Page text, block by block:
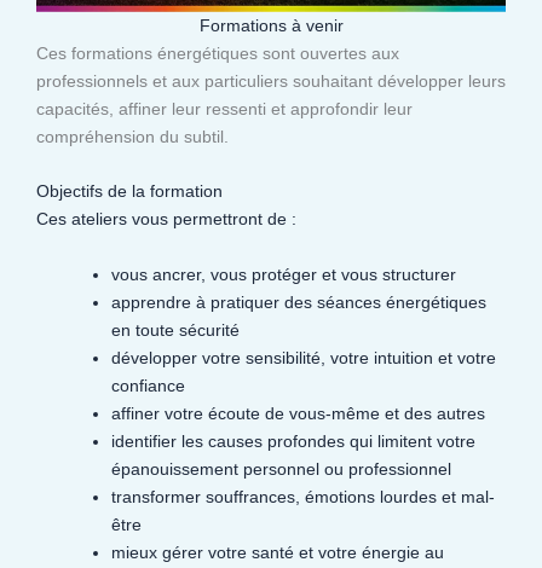
Formations à venir
Ces formations énergétiques sont ouvertes aux
professionnels et aux particuliers souhaitant développer leurs
capacités, affiner leur ressenti et approfondir leur
compréhension du subtil.​
Objectifs de la formation
Ces ateliers vous permettront de :
vous ancrer, vous protéger et vous structurer
apprendre à pratiquer des séances énergétiques
en toute sécurité
développer votre sensibilité, votre intuition et votre
confiance
affiner votre écoute de vous-même et des autres
identifier les causes profondes qui limitent votre
épanouissement personnel ou professionnel
transformer souffrances, émotions lourdes et mal-
être
mieux gérer votre santé et votre énergie au